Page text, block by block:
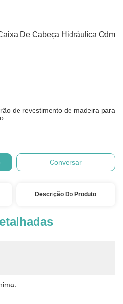
De Cabeça Hidráulica Odm
de revestimento de madeira para
Conversar
Descrição Do Produto